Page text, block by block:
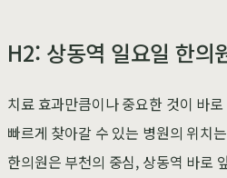
H2: 상동역 일요일 한의
치료 효과만큼이나 중요한 것이 바
빠르게 찾아갈 수 있는 병원의 위치
한의원은 부천의 중심, 상동역 바로